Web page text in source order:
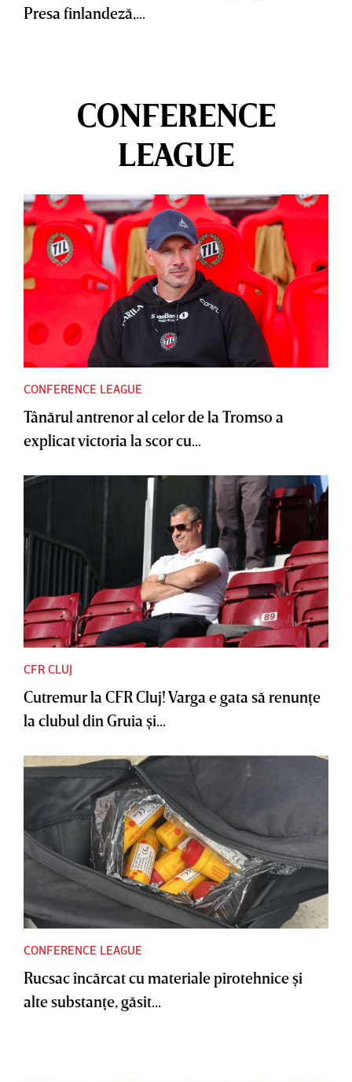
Presa finlandeză,...
CONFERENCE
LEAGUE
CONFERENCE LEAGUE
Tânărul antrenor al celor de la Tromso a
explicat victoria la scor cu...
CFR CLUJ
Cutremur la CFR Cluj! Varga e gata să renunţe
la clubul din Gruia şi...
CONFERENCE LEAGUE
Rucsac încărcat cu materiale pirotehnice şi
alte substanţe, găsit...